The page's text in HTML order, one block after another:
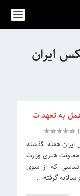
ایران
به تعهدات
|
هفته گذشته
هنری وزارت
که از سوی
سالانه گرفته...